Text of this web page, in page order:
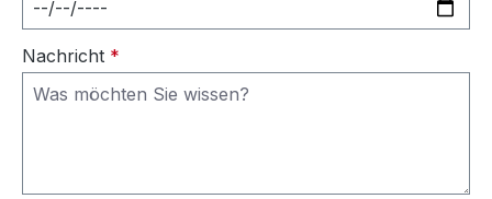
Nachricht *